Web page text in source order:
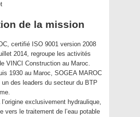
de la mission
certifié ISO 9001 version 2008
2014, regroupe les activités
VINCI Construction au Maroc.
1930 au Maroc, SOGEA MAROC
un des leaders du secteur du BTP
exclusivement hydraulique,
vers le traitement de l’eau potable